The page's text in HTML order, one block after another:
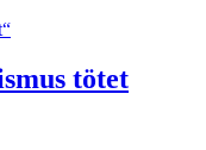
tötet